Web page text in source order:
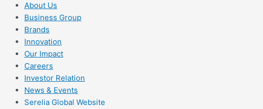
About Us
Business Group
Brands
Innovation
Our Impact
Careers
Investor Relation
News & Events
Serelia Global Website